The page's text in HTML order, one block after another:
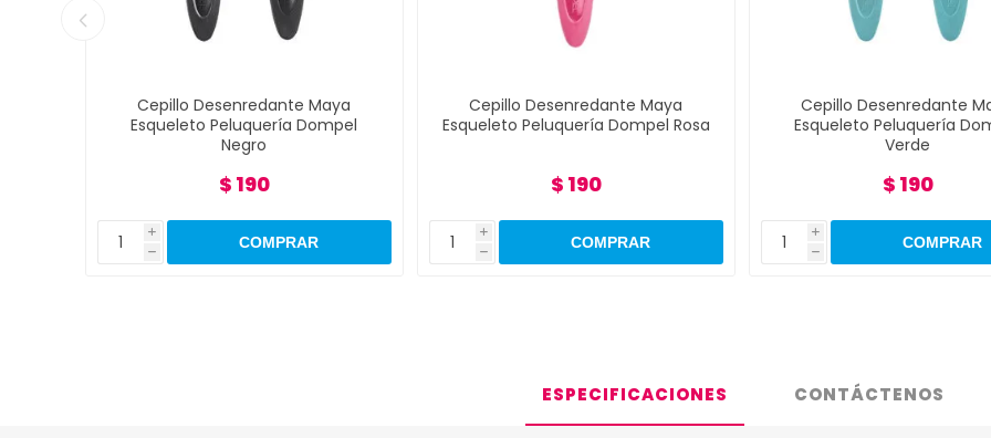
Cepillo Desenredante Maya
Esqueleto Peluquería Dompel
Negro
$ 190
i
h
Cepillo Desenredante Maya
Esqueleto Peluquería Dompel Rosa
$ 190
i
h
Cepillo Desenredante
Esqueleto Peluquería
Verde
$ 190
i
h
ESPECIFICACIONES CONTÁCTENOS